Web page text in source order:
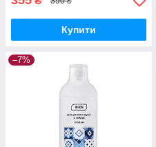
Купити
–7%